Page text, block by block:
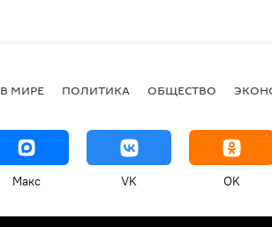
В МИРЕ ПОЛИТИКА ОБЩЕСТВО
Макс VK OK